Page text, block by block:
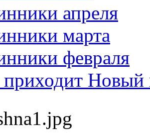
апреля
марта
февраля
приходит Новый